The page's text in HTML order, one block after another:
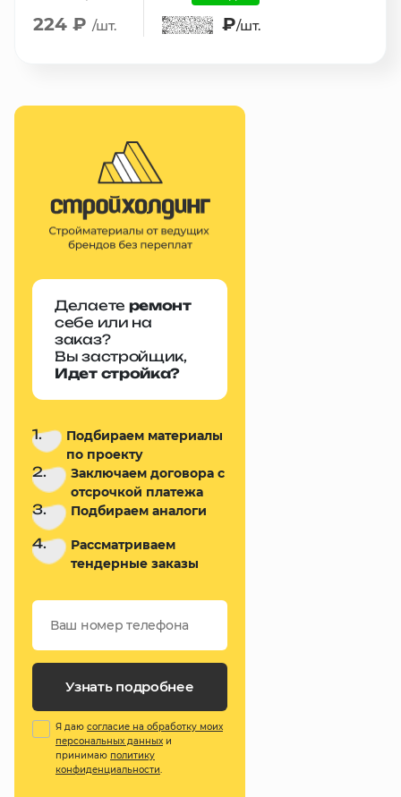
224 ₽ /шт. ₽/шт.
Делаете ремонт
себе или на
заказ?
Вы застройщик,
Идет стройка?
1.
Подбираем материалы
по проекту
2.
Заключаем договора с
отсрочкой платежа
3. Подбираем аналоги
4.
Рассматриваем
тендерные заказы
Узнать подробнее
Я даю согласие на обработку моих
персональных данных и
принимаю политику
конфиденциальности.